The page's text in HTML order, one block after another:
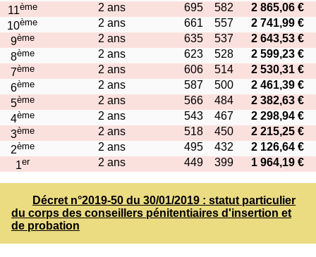
11ème 2 ans 695 582
2 865,06 €
10ème 2 ans 661 557
2 741,99 €
9ème 2 ans 635 537
2 643,53 €
8ème 2 ans 623 528
2 599,23 €
7ème 2 ans 606 514
2 530,31 €
6ème 2 ans 587 500
2 461,39 €
5ème 2 ans 566 484
2 382,63 €
4ème 2 ans 543 467
2 298,94 €
3ème 2 ans 518 450
2 215,25 €
2ème 2 ans 495 432
2 126,64 €
1er 2 ans 449 399 1 964,19 €
Décret n°2019-50 du 30/01/2019 : statut particulier
du corps des conseillers pénitentiaires d'insertion et
de probation